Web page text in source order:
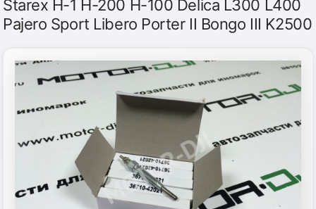
Starex H-1 H-200 H-100 Delica L300 L400
Pajero Sport Libero Porter II Bongo III K2500